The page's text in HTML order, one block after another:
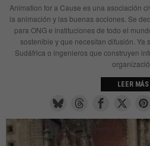
Animation for a Cause es una asociación
la animación y las buenas acciones. Se
para ONG e instituciones de todo el
sostenible y que necesitan difusión. Ya
Sudáfrica o ingenieros que construyen
LEER MÁS